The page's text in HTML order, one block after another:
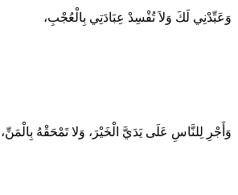
وَعَبِّدْنِي لَكَ وَلاَ تُفْسِدْ عِبَادَتِي بِالْعُجْبِ،
وَأَجْرِ لِلنَّاسِ عَلَى يَدَيَّ الْخَيْرَ، وَلا تَمْحَقْهُ بِالْمَنِّ،